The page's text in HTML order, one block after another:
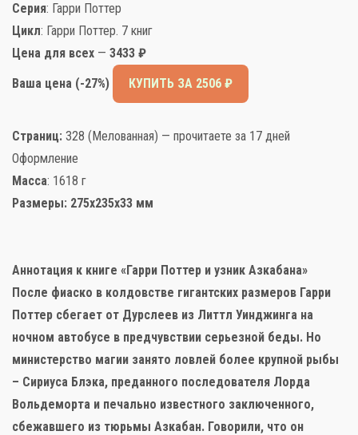
Серия: Гарри Поттер
Цикл: Гарри Поттер. 7 книг
Цена для всех — 3433 ₽
Ваша цена (-27%)
КУПИТЬ ЗА 2506 ₽
Страниц: 328 (Мелованная) — прочитаете за 17 дней
Оформление
Масса: 1618 г
Размеры: 275x235x33 мм
Аннотация к книге «Гарри Поттер и узник Азкабана»
После фиаско в колдовстве гигантских размеров Гарри
Поттер сбегает от Дурслеев из Литтл Уинджинга на
ночном автобусе в предчувствии серьезной беды. Но
министерство магии занято ловлей более крупной рыбы
– Сириуса Блэка, преданного последователя Лорда
Вольдеморта и печально известного заключенного,
сбежавшего из тюрьмы Азкабан. Говорили, что он